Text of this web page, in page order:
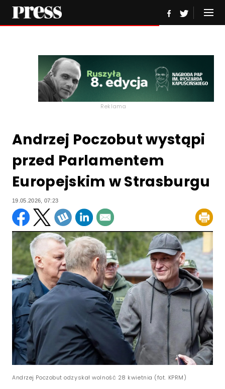
Reklama
Andrzej Poczobut wystąpi
przed Parlamentem
Europejskim w Strasburgu
19.05.2026, 07:23
Andrzej Poczobut odzyskał wolność 28 kwietnia (fot. KPRM)